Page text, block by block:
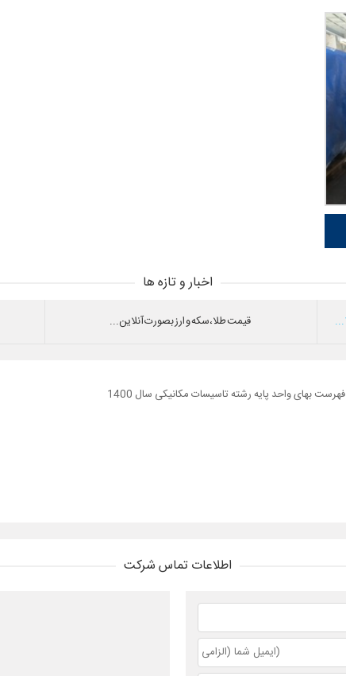
اخبار و تازه ها
قیمت طلا،سکه و ارز بصورت آنلاین...
فهرست بهای واحد پایه رشته تاسیسات مکانیکی سال 1400
اطلاعات تماس شرکت